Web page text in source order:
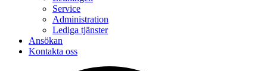
Service
Administration
Lediga tjänster
Ansökan
Kontakta oss